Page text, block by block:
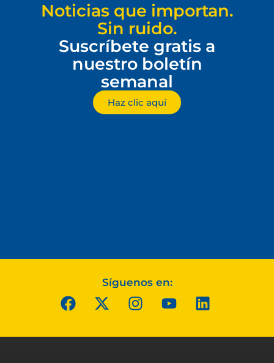
Noticias que importan.
Sin ruido.
Suscríbete gratis a
nuestro boletín
semanal
Haz clic aquí
Síguenos en: